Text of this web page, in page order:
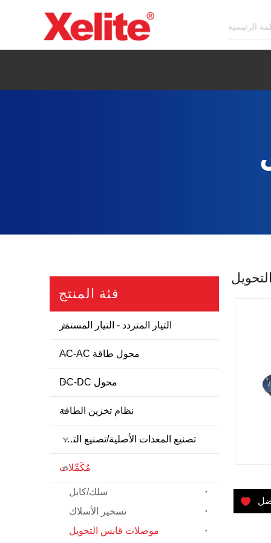
فئة المنتج
التيار المتردد - التيار المستمر
محول طاقة AC-AC
محول DC-DC
نظام تخزين الطاقة
تصنيع المعدات الأصلية/تصنيع التصميم الشخصي
مُكَمِّلات
سلك/كابل
تسخير الأسلاك
موصلات قابس التحويل